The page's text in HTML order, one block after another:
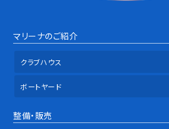
マリーナのご紹介
クラブハウス
ボートヤード
整備・販売